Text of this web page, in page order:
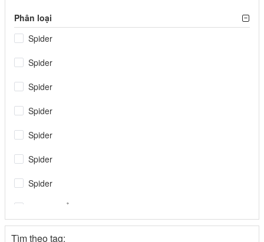
Phân loại
Spider
Spider
Spider
Spider
Spider
Spider
Spider
Tin tiêu điểm
Tìm theo tag: